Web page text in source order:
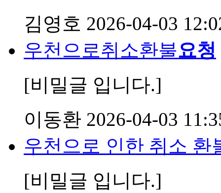
김영호 2026-04-03
우천으로취소환불요청
[비밀글 입니다.]
이동환 2026-04-03
우천으로 인한 취소 환
[비밀글 입니다.]